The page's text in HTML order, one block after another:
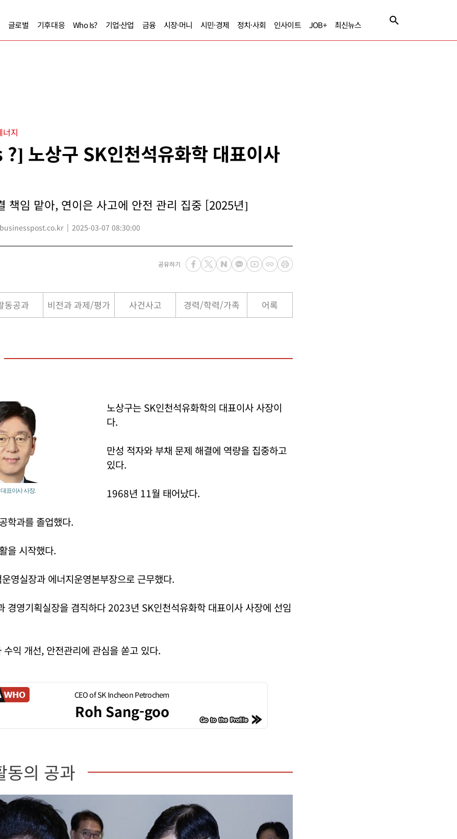
글로벌 기후대응 Who Is? 기업·산업 금융 시장·머니 시민·경제 정치·사회 인사이트 JOB+ 최신뉴스
지
노상구 SK인천석유화학 대표이사
책임 맡아, 연이은 사고에 안전 관리 집중 [2025년]
2025-03-07 08:30:00
공유하기
동공과 비전과 과제/평가 사건사고 경력/학력/가족 어록
표이사 사장.
노상구는 SK인천석유화학의 대표이사 사장이
다.
만성 적자와 부채 문제 해결에 역량을 집중하고
있다.
1968년 11월 태어났다.
학과를 졸업했다.
을 시작했다.
영실장과 에너지운영본부장으로 근무했다.
경영기획실장을 겸직하다 2023년 SK인천석유화학 대표이사 사장에 선임
익 개선, 안전관리에 관심을 쏟고 있다.
CEO of SK Incheon Petrochem
Roh Sang-goo
동의 공과